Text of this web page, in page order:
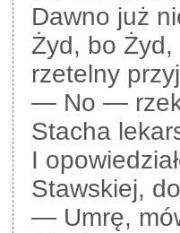
Dawno już
Żyd, bo
rzetelny
— No —
Stacha
I
Stawskiej,
— Umrę,